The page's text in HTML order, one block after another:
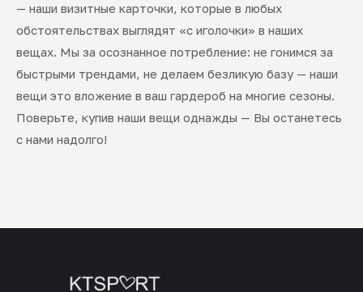
— наши визитные карточки, которые в любых
обстоятельствах выглядят «с иголочки» в наших
вещах. Мы за осознанное потребление: не гонимся за
быстрыми трендами, не делаем безликую базу — наши
вещи это вложение в ваш гардероб на многие сезоны.
Поверьте, купив наши вещи однажды — Вы останетесь
с нами надолго!